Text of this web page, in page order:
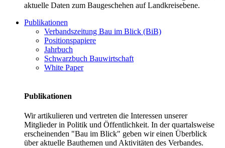
aktuelle Daten zum Baugeschehen auf Landkreisebene.
Publikationen
Verbandszeitung Bau im Blick (BiB)
Positionspapiere
Jahrbuch
Schwarzbuch Bauwirtschaft
White Paper
Publikationen
Wir artikulieren und vertreten die Interessen unserer
Mitglieder in Politik und Öffentlichkeit. In der quartalsweise
erscheinenden "Bau im Blick" geben wir einen Überblick
über aktuelle Bauthemen und Aktivitäten des Verbandes.